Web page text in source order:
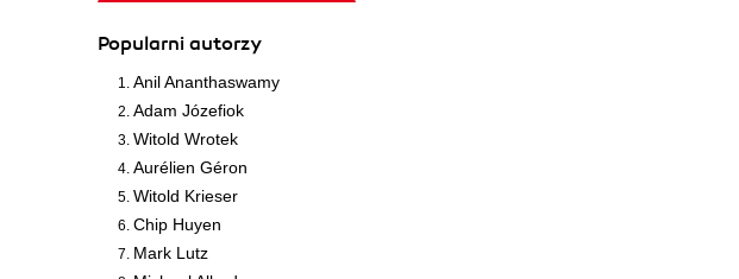
Popularni autorzy
Anil Ananthaswamy
Adam Józefiok
Witold Wrotek
Aurélien Géron
Witold Krieser
Chip Huyen
Mark Lutz